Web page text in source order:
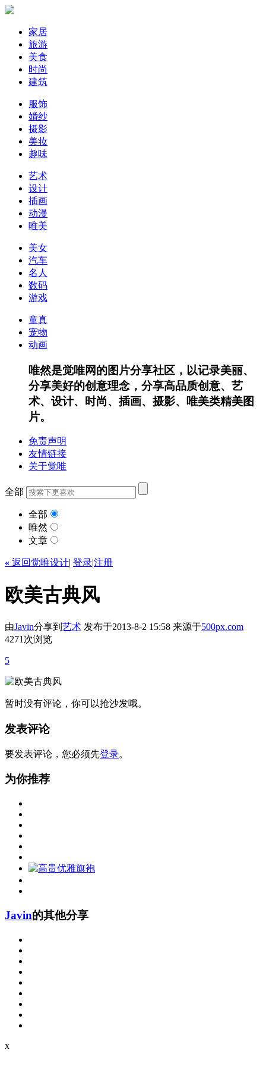
家居
旅游
美食
时尚
建筑
服饰
婚纱
摄影
美妆
趣味
艺术
设计
插画
动漫
唯美
美女
汽车
名人
数码
游戏
童真
宠物
动画
唯然是觉唯网的图片分享社区，以记录美丽、
分享美好的创意理念，分享高品质创意、艺
术、设计、时尚、插画、摄影、唯美类精美图
片。
免责声明
友情链接
关于觉唯
全部
全部
唯然
文章
« 返回觉唯设计| 登录|注册
欧美古典风
由Javin分享到 艺术 发布于2013-8-2 15:58 来源于500px.com
4271次浏览
5
暂时没有评论，你可以抢沙发哦。
发表评论
要发表评论，您必须先登录。
为你推荐
Javin的其他分享
x